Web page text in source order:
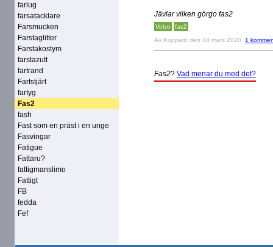
farlug
farsatacklare
Farsmucken
Farstaglitter
Farstakostym
farstazutt
fartrand
Fartstjärt
fartyg
Fas2
fash
Fast som en präst i en unge
Fasvingar
Fatigue
Fattaru?
fattigmanslimo
Fattigt
FB
fedda
Fef
Jävlar vilken görgo fas2
Volvo fas2
Av Kopparb den 18 mars 2020 1
Fas2? Vad menar du med det?